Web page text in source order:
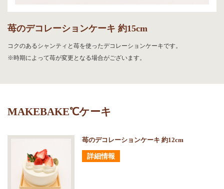
苺のデコレーションケーキ 約15cm
コクのあるシャンティと苺を使ったデコレーションケーキです。
※時期によって苺が変更となる場合がございます。
MAKEBAKE℃ケーキ
苺のデコレーションケーキ 約12cm
詳細情報